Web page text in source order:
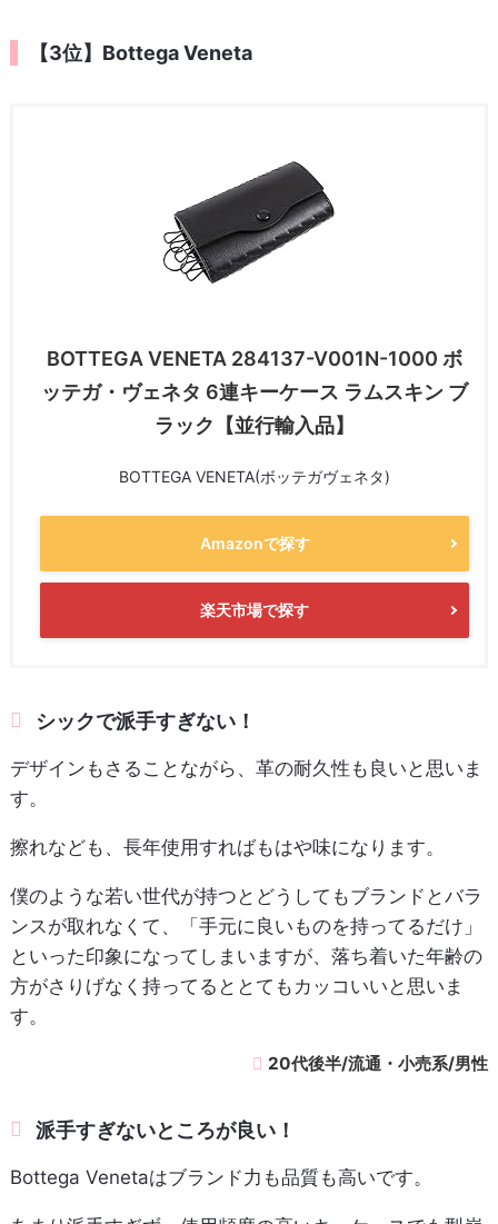
【3位】Bottega Veneta
BOTTEGA VENETA 284137-V001N-1000 ボ
ッテガ・ヴェネタ 6連キーケース ラムスキン ブ
ラック【並行輸入品】
BOTTEGA VENETA(ボッテガヴェネタ)
Amazonで探す
楽天市場で探す
シックで派手すぎない！
デザインもさることながら、革の耐久性も良いと思いま
す。
擦れなども、長年使用すればもはや味になります。
僕のような若い世代が持つとどうしてもブランドとバラ
ンスが取れなくて、「手元に良いものを持ってるだけ」
といった印象になってしまいますが、落ち着いた年齢の
方がさりげなく持ってるととてもカッコいいと思いま
す。
20代後半/流通・小売系/男性
派手すぎないところが良い！
Bottega Venetaはブランド力も品質も高いです。